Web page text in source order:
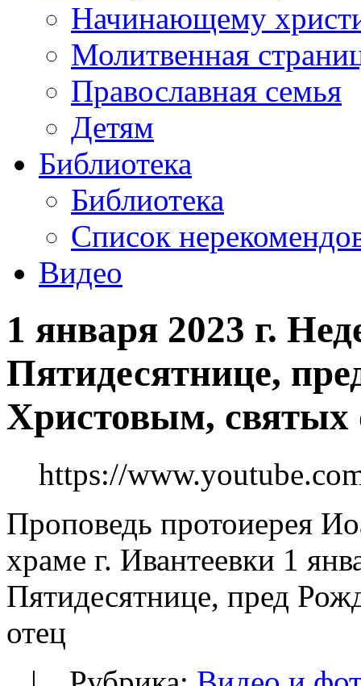
Начинающему
Молитвенная
Православная семья
Детям
Библиотека
Библиотека
Список
Видео
1 января 2023 г.
Пятидесятнице,
Христовым, святых
https://
Проповедь протоиерея
храме г. Ивантеевки 1
Пятидесятнице, пред
отец